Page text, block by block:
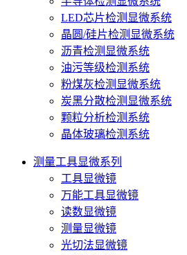
LED芯片检测显微系统
晶圆/硅片检测显微系统
沥青检测显微系统
油污等级检测系统
粉煤灰检测显微系统
炭黑分散检测显微系统
颗粒分析检测系统
晶体玻璃检测系统
测量工具显微系列
工具显微镜
万能工具显微镜
读数显微镜
测量显微镜
光切法显微镜